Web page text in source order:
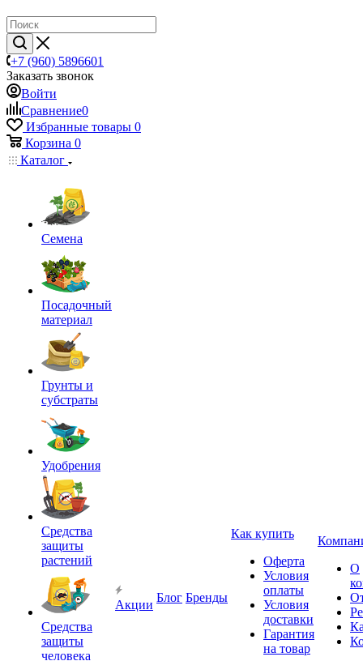
+7 (960) 5896601
Заказать звонок
Войти
Сравнение0
Избранные товары 0
Корзина 0
Каталог
Семена
Посадочный
материал
Грунты и
субстраты
Удобрения
Средства
защиты
растений
Средства
защиты
человека
Акции
Блог Бренды
Как купить
Оферта
Условия
оплаты
Условия
доставки
Гарантия
на товар
О